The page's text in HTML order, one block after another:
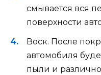
смывается вся
поверхности
Воск. После
автомобиля
пыли и